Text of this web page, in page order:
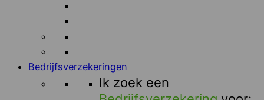
Bedrijfsverzekeringen
Ik zoek een